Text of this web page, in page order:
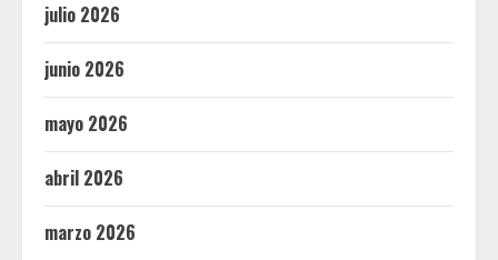
julio 2026
junio 2026
mayo 2026
abril 2026
marzo 2026